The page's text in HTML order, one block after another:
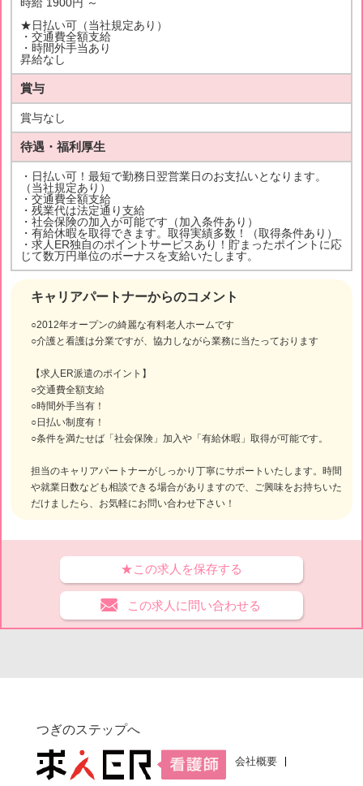
キャリアパートナーからのコメント
○2012年オープンの綺麗な有料老人ホームです
○介護と看護は分業ですが、協力しながら業務に当たっております
【求人ER派遣のポイント】
○交通費全額支給
○時間外手当有！
○日払い制度有！
○条件を満たせば「社会保険」加入や「有給休暇」取得が可能です。
担当のキャリアパートナーがしっかり丁寧にサポートいたします。時間
や就業日数なども相談できる場合がありますので、ご興味をお持ちいた
だけましたら、お気軽にお問い合わせ下さい！
★日払い可（当社規定あり）
・交通費全額支給
・時間外手当あり
昇給なし
賞与
賞与なし
待遇・福利厚生
・日払い可！最短で勤務日翌営業日のお支払いとなります。
（当社規定あり）
・交通費全額支給
・残業代は法定通り支給
・社会保険の加入が可能です（加入条件あり）
・有給休暇を取得できます。取得実績多数！（取得条件あり）
・求人ER独自のポイントサービスあり！貯まったポイントに応
じて数万円単位のボーナスを支給いたします。
★この求人を保存する
この求人に問い合わせる
つぎのステップへ
会社概要